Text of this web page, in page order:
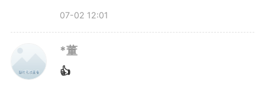
07-02 12:01
*董
👍